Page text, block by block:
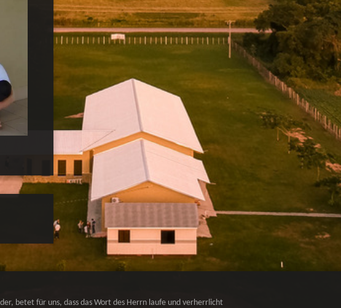
betet für uns, dass das Wort des Herrn laufe und verherrlicht